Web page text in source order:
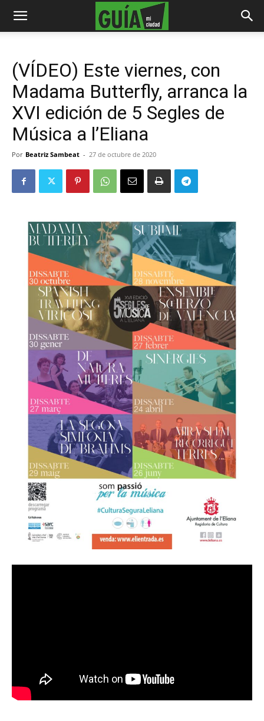
(VÍDEO) Este viernes, con
Madama Butterfly, arranca la
XVI edición de 5 Segles de
Música a l’Eliana
Por Beatriz Sambeat - 27 de octubre de 2020